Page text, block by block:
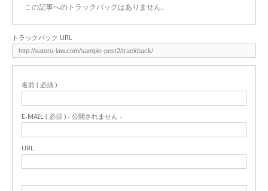
この記事へのトラックバックはありません。
トラックバック URL
名前 ( 必須 )
E-MAIL ( 必須 ) - 公開されません -
URL